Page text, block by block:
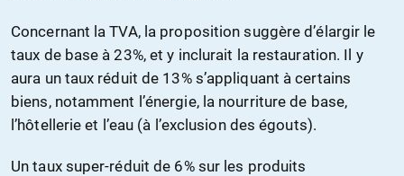
Concernant la TVA, la proposition suggère d’élargir le
taux de base à 23%, et y inclurait la restauration. Il y
aura un taux réduit de 13% s’appliquant à certains
biens, notamment l’énergie, la nourriture de base,
l’hôtellerie et l’eau (à l’exclusion des égouts).
Un taux super-réduit de 6% sur les produits